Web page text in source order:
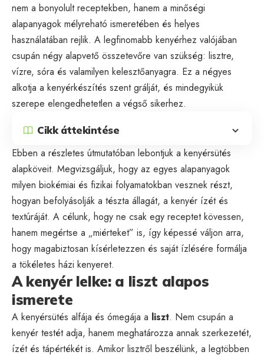
nem a bonyolult receptekben, hanem a minőségi
alapanyagok mélyreható ismeretében és helyes
használatában rejlik. A legfinomabb kenyérhez valójában
csupán négy alapvető összetevőre van szükség: lisztre,
vízre, sóra és valamilyen kelesztőanyagra. Ez a négyes
alkotja a kenyérkészítés szent grálját, és mindegyikük
szerepe elengedhetetlen a végső sikerhez.
Cikk áttekintése
Ebben a részletes útmutatóban lebontjuk a kenyérsütés
alapköveit. Megvizsgáljuk, hogy az egyes alapanyagok
milyen biokémiai és fizikai folyamatokban vesznek részt,
hogyan befolyásolják a tészta állagát, a kenyér ízét és
textúráját. A célunk, hogy ne csak egy receptet kövessen,
hanem megértse a „miérteket” is, így képessé váljon arra,
hogy magabiztosan kísérletezzen és saját ízlésére formálja
a tökéletes házi kenyeret.
A kenyér lelke: a liszt alapos
ismerete
A kenyérsütés alfája és ómegája a liszt. Nem csupán a
kenyér testét adja, hanem meghatározza annak szerkezetét,
ízét és tápértékét is. Amikor lisztről beszélünk, a legtöbben